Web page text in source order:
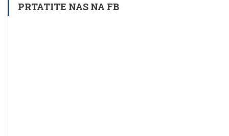
PRTATITE NAS NA FB